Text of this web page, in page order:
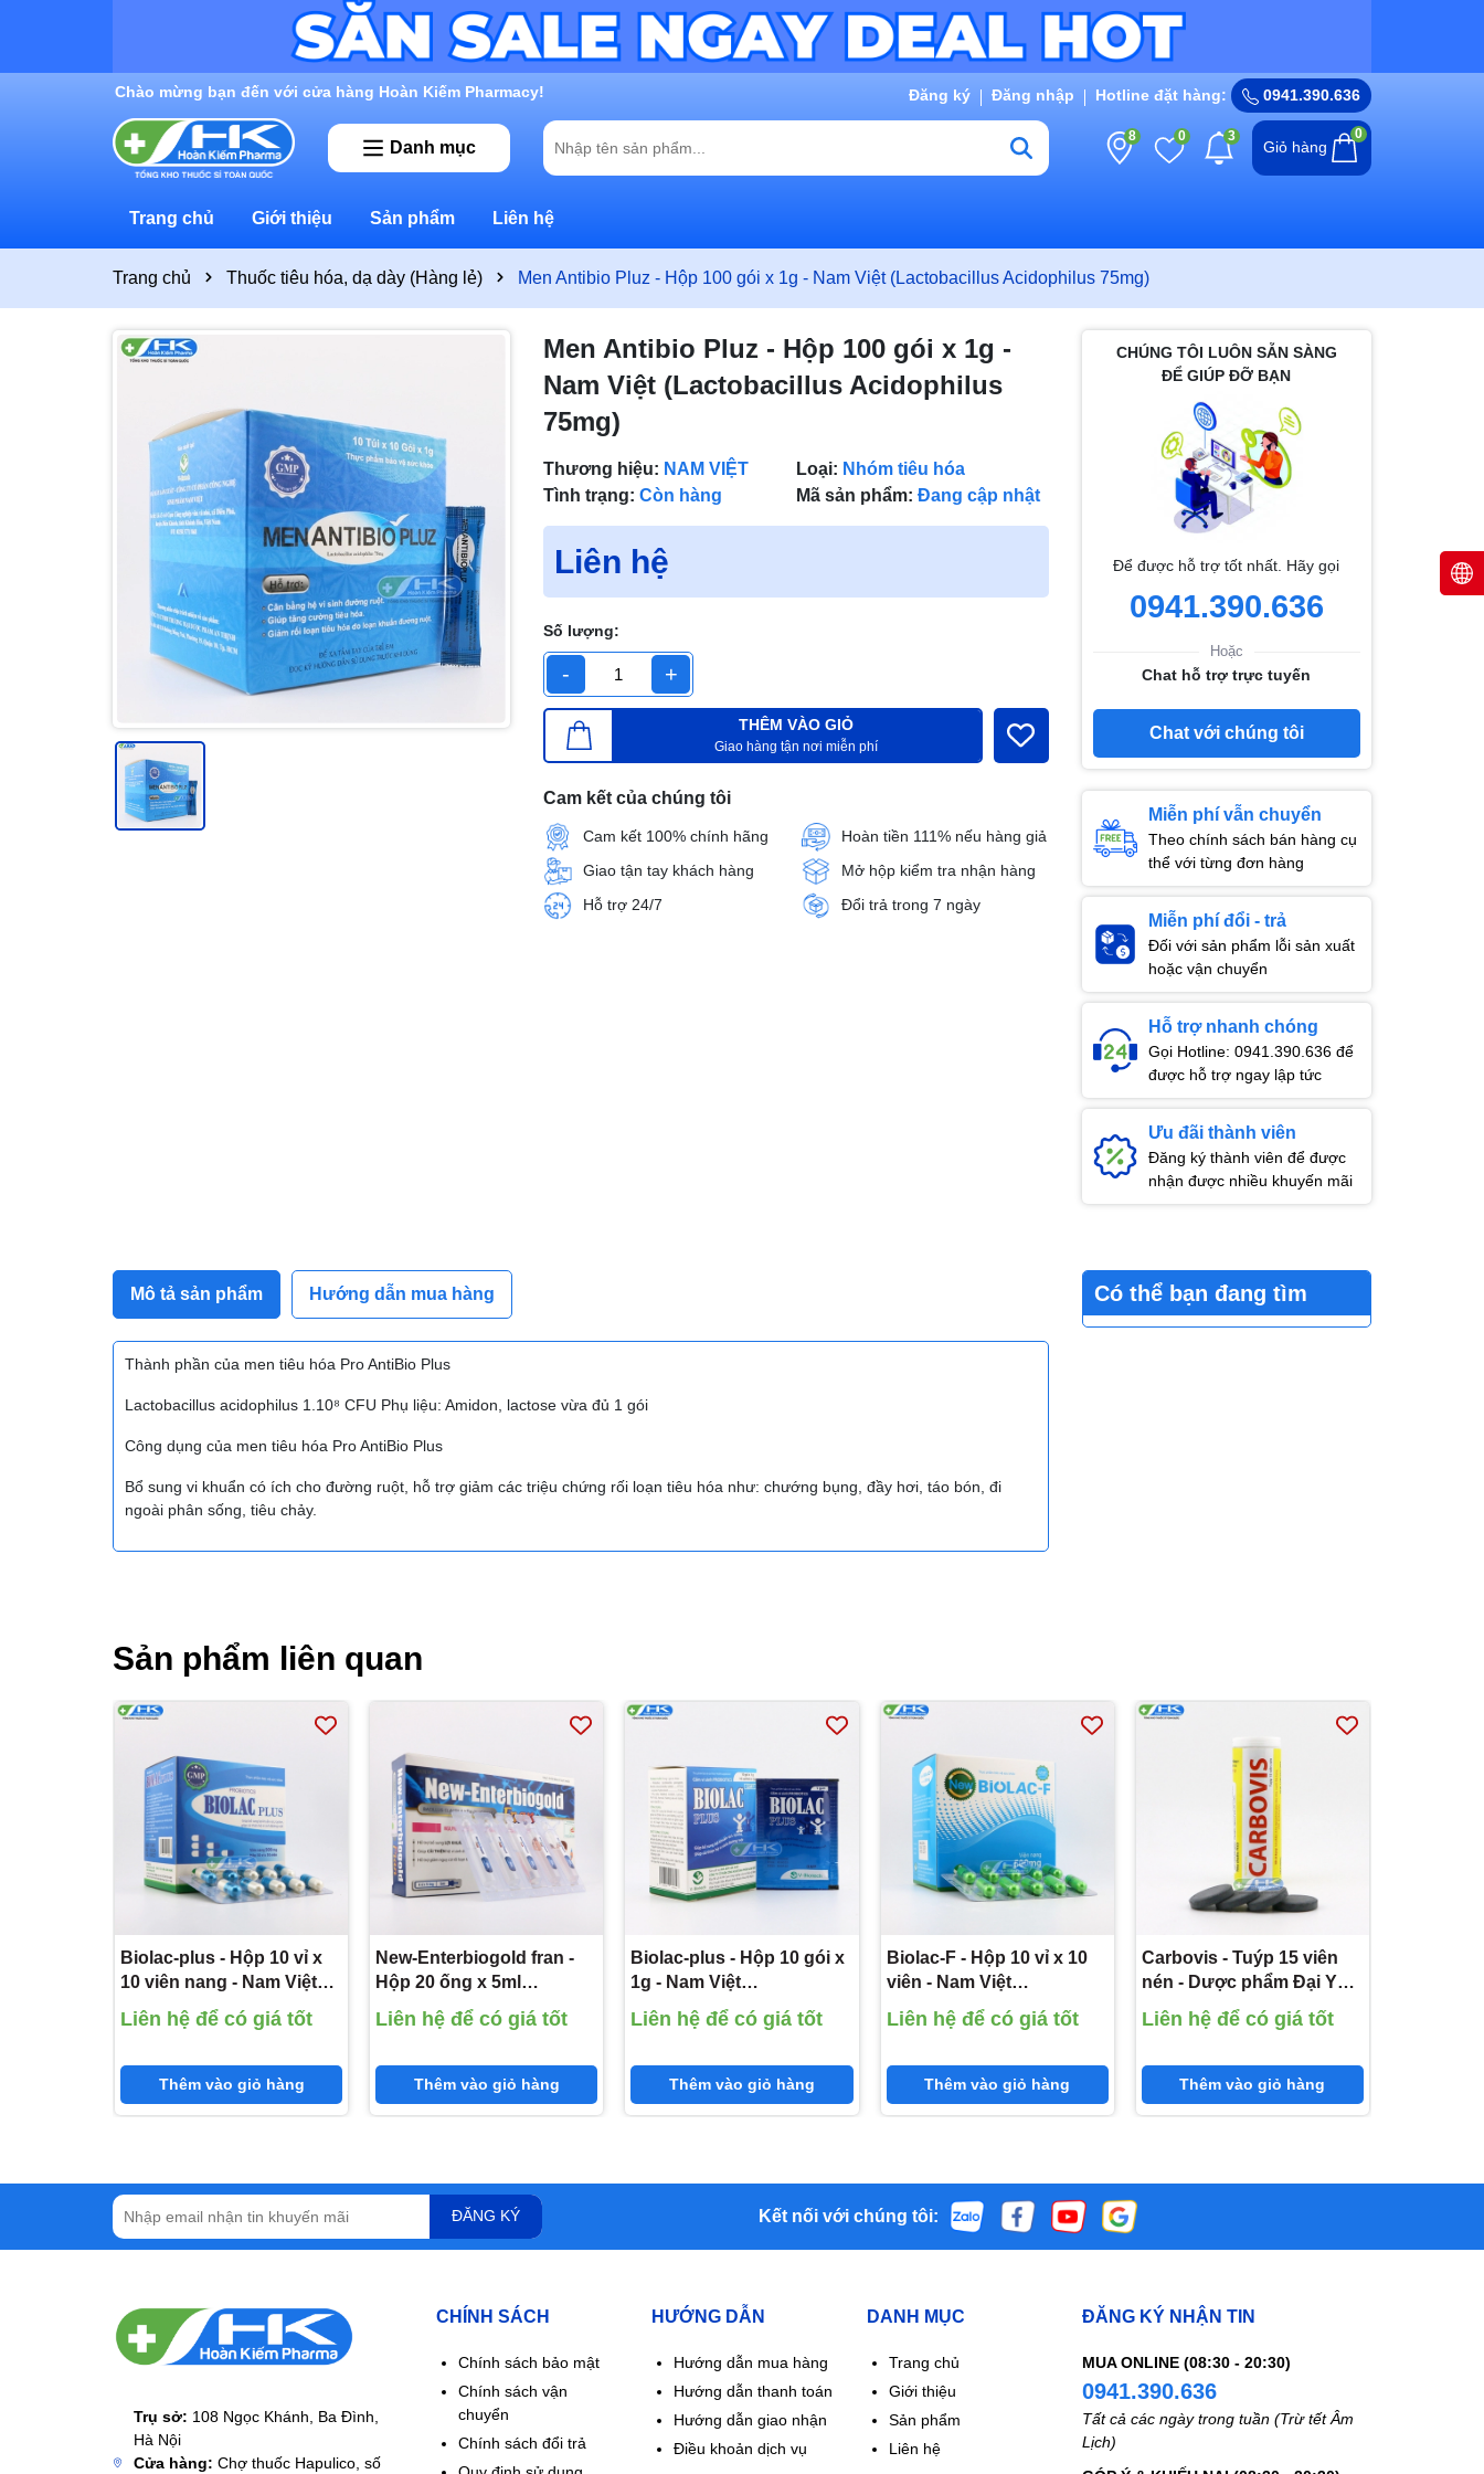
Rất nhiều ưu đãi và chương trình khuyến mãi đang chờ đợi bạn Đăng ký Đăng nhập Hotline đặt hàng: 0941.390.636
Danh mục
8 0 3
Giỏ hàng
0
Trang chủ Giới thiệu Sản phẩm Liên hệ
Trang chủ Thuốc tiêu hóa, dạ dày (Hàng lẻ) Men Antibio Pluz - Hộp 100 gói x 1g - Nam Việt (Lactobacillus Acidophilus 75mg)
Men Antibio Pluz - Hộp 100 gói x 1g -
Nam Việt (Lactobacillus Acidophilus
75mg)
Thương hiệu: NAM VIỆT Loại: Nhóm tiêu hóa
Tình trạng: Còn hàng Mã sản phẩm: Đang cập nhật
Liên hệ
Số lượng:
- +
THÊM VÀO GIỎ
Giao hàng tận nơi miễn phí
Cam kết của chúng tôi
Cam kết 100% chính hãng
Hoàn tiền 111% nếu hàng giả
Giao tận tay khách hàng
Mở hộp kiểm tra nhận hàng
Hỗ trợ 24/7
Đổi trả trong 7 ngày
CHÚNG TÔI LUÔN SẴN SÀNG
ĐỂ GIÚP ĐỠ BẠN
Để được hỗ trợ tốt nhất. Hãy gọi
0941.390.636
Hoặc
Chat hỗ trợ trực tuyến
Chat với chúng tôi
Miễn phí vẫn chuyển
Theo chính sách bán hàng cụ
thể với từng đơn hàng
Miễn phí đổi - trả
Đối với sản phẩm lỗi sản xuất
hoặc vận chuyển
Hỗ trợ nhanh chóng
Gọi Hotline: 0941.390.636 để
được hỗ trợ ngay lập tức
Ưu đãi thành viên
Đăng ký thành viên để được
nhận được nhiều khuyến mãi
Mô tả sản phẩm Hướng dẫn mua hàng
Thành phần của men tiêu hóa Pro AntiBio Plus
Lactobacillus acidophilus 1.10⁸ CFU Phụ liệu: Amidon, lactose vừa đủ 1 gói
Công dụng của men tiêu hóa Pro AntiBio Plus
Bổ sung vi khuẩn có ích cho đường ruột, hỗ trợ giảm các triệu chứng rối loạn tiêu hóa như: chướng bụng, đầy hơi, táo bón, đi
ngoài phân sống, tiêu chảy.
Có thể bạn đang tìm
Sản phẩm liên quan
Biolac-plus - Hộp 10 vỉ x
10 viên nang - Nam Việt
(Lactobacillus acidophilus
10^7 CFU; Bactobacillus
clausii 2 x 10^7 CFU; L-
Lysine hydroclorid: 3.75
Liên hệ để có giá tốt
Thêm vào giỏ hàng
New-Enterbiogold fran -
Hộp 20 ống x 5ml
(Bacillus Clausii ,Bacillus
Subtilis,Lactobacillus
Liên hệ để có giá tốt
Thêm vào giỏ hàng
Biolac-plus - Hộp 10 gói x
1g - Nam Việt
(Lactobacillus
Acidophilus; Lactobacilus
Lactobacillus kefir; L-
Lysine hydroclorid )
Liên hệ để có giá tốt
Thêm vào giỏ hàng
Biolac-F - Hộp 10 vỉ x 10
viên - Nam Việt
(Lactobacillus
Acidophilus;,Lactobacilus
10^7,Lactobacillus kefir:
10^7)
Liên hệ để có giá tốt
Thêm vào giỏ hàng
Carbovis - Tuýp 15 viên
nén - Dược phẩm Đại Y
(Than hoạt tính 150mg;
Calci Carbonat 200mg;
Cam thảo 15mg; Mộc
hương 12mg)
Liên hệ để có giá tốt
Thêm vào giỏ hàng
ĐĂNG KÝ Kết nối với chúng tôi:
Trụ sở: 108 Ngọc Khánh, Ba Đình,
Hà Nội
Cửa hàng: Chợ thuốc Hapulico, số
CHÍNH SÁCH
Chính sách bảo mật
Chính sách vận
chuyển
Chính sách đổi trả
HƯỚNG DẪN
Hướng dẫn mua hàng
Hướng dẫn thanh toán
Hướng dẫn giao nhận
Điều khoản dịch vụ
DANH MỤC
Trang chủ
Giới thiệu
Sản phẩm
Liên hệ
ĐĂNG KÝ NHẬN TIN
MUA ONLINE (08:30 - 20:30)
0941.390.636
Tất cả các ngày trong tuần (Trừ tết Âm
Lịch)